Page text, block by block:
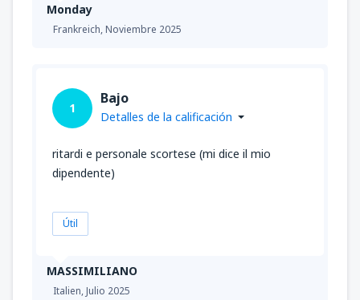
Monday
Frankreich,Noviembre 2025
MASSIMILIANO
Italien,Julio 2025
1
Bajo
Detalles de la calificación
ritardi e personale scortese (mi dice il mio
dipendente)
Útil